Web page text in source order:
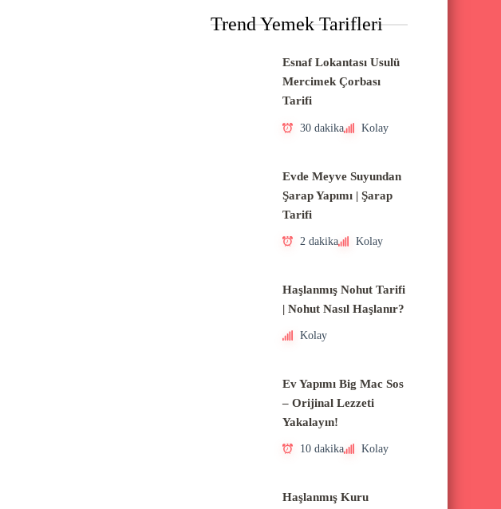
M
Trend Yemek Tarifleri
Esnaf Lokantası Usulü
Mercimek Çorbası
Tarifi
30 dakika Kolay
Evde Meyve Suyundan
Şarap Yapımı | Şarap
Tarifi
2 dakika Kolay
Haşlanmış Nohut Tarifi
| Nohut Nasıl Haşlanır?
Kolay
Ev Yapımı Big Mac Sos
– Orijinal Lezzeti
Yakalayın!
10 dakika Kolay
Haşlanmış Kuru